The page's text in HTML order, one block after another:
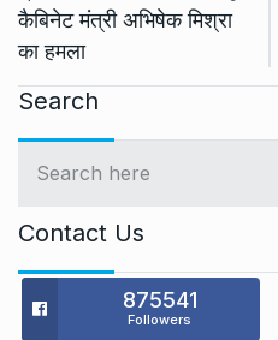
कैबिनेट मंत्री अभिषेक मिश्रा
का हमला
Search
Contact Us
875541
Followers